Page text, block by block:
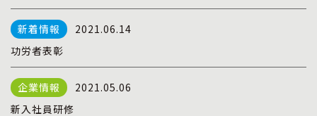
2021.06.14
功労者表彰
2021.05.06
新入社員研修